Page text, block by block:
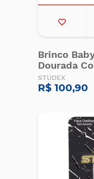
Brinco
Dourada
STUDEX
R$ 100,90